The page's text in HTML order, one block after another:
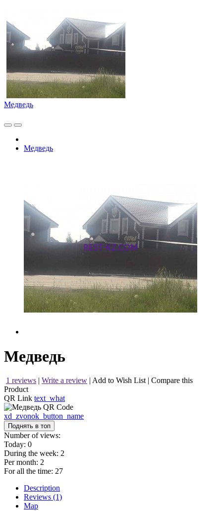
Медведь
Медведь
Медведь
1 reviews | Write a review | Add to Wish List | Compare this
Product
QR Link text_what
xd_zvonok_button_name
Поднять в топ
Number of views:
Today: 0
During the week: 2
Per month: 2
For all the time: 27
Description
Reviews (1)
Map